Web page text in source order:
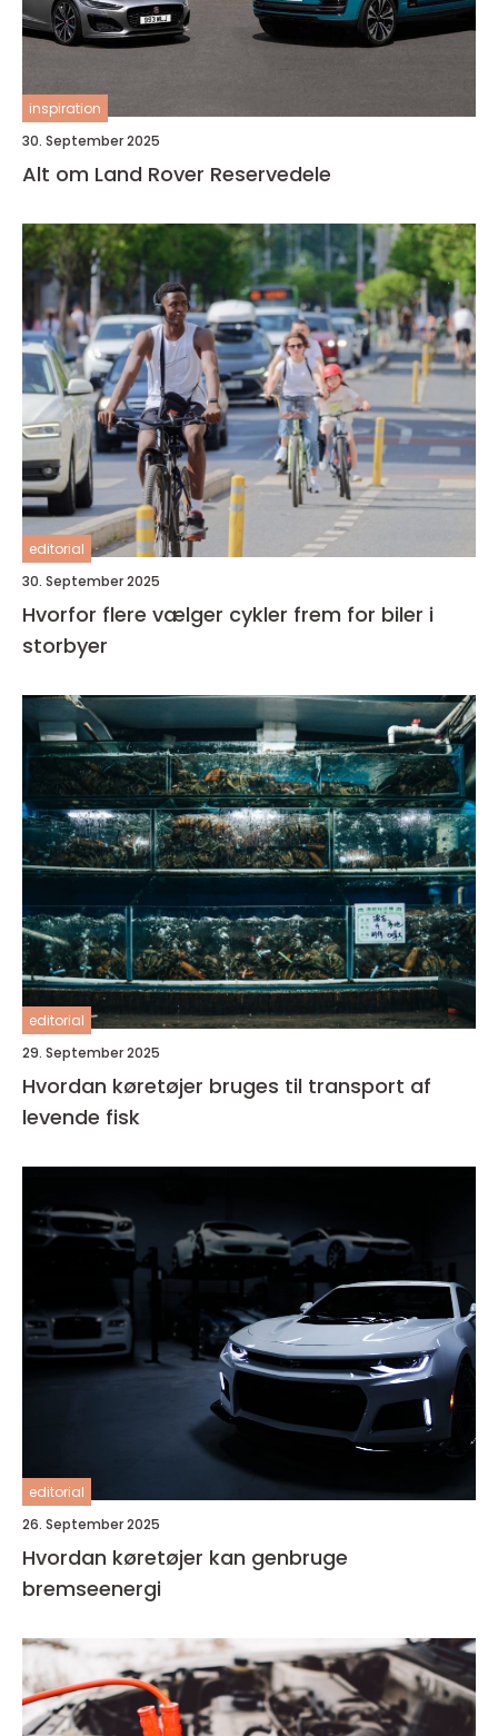
inspiration
30. September 2025
Alt om Land Rover Reservedele
editorial
30. September 2025
Hvorfor flere vælger cykler frem for biler i
storbyer
editorial
29. September 2025
Hvordan køretøjer bruges til transport af
levende fisk
editorial
26. September 2025
Hvordan køretøjer kan genbruge
bremseenergi